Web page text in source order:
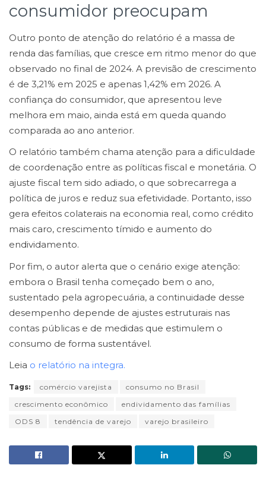
consumidor preocupam
Outro ponto de atenção do relatório é a massa de
renda das famílias, que cresce em ritmo menor do que
observado no final de 2024. A previsão de crescimento
é de 3,21% em 2025 e apenas 1,42% em 2026. A
confiança do consumidor, que apresentou leve
melhora em maio, ainda está em queda quando
comparada ao ano anterior.
O relatório também chama atenção para a dificuldade
de coordenação entre as políticas fiscal e monetária. O
ajuste fiscal tem sido adiado, o que sobrecarrega a
política de juros e reduz sua efetividade. Portanto, isso
gera efeitos colaterais na economia real, como crédito
mais caro, crescimento tímido e aumento do
endividamento.
Por fim, o autor alerta que o cenário exige atenção:
embora o Brasil tenha começado bem o ano,
sustentado pela agropecuária, a continuidade desse
desempenho depende de ajustes estruturais nas
contas públicas e de medidas que estimulem o
consumo de forma sustentável.
Leia o relatório na integra.
Tags: comércio varejista
consumo no Brasil
crescimento econômico
endividamento das famílias
ODS 8
tendência de varejo varejo brasileiro